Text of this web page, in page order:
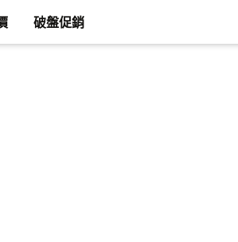
破盤促銷